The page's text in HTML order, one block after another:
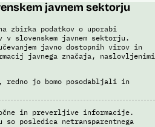
javnem sektorju
zbirka podatkov o uporabi
v slovenskem javnem sektorju.
javno dostopnih virov in
javnega značaja, naslovljenimi
redno jo bomo posodabljali in
in preverljive informacije.
posledica netransparentnega